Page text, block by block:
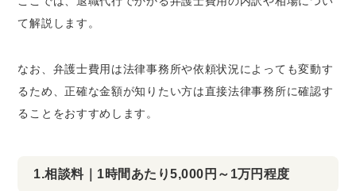
て解説します。
なお、弁護士費用は法律事務所や依頼状況によっても変動す
るため、正確な金額が知りたい方は直接法律事務所に確認す
ることをおすすめします。
1.相談料｜1時間あたり5,000円～1万円程度